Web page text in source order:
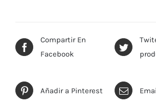
Compartir En
Facebook
Añadir a Pinterest